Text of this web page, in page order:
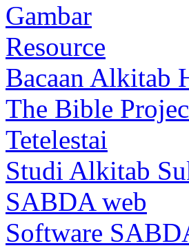
Gambar
Resource
Bacaan Alkitab
The Bible
Tetelestai
Studi Alkitab
SABDA web
Software